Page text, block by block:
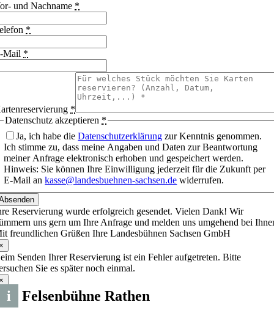
und Nachname *
*
Mail *
*
Datenschutz akzeptieren *
Ja, ich habe dieDatenschutzerklärung zur Kenntnis genommen.
Ich stimme zu, dass meine Angaben und Daten zur Beantwortung
meiner Anfrage elektronisch erhoben und gespeichert werden.
Hinweis: Sie können Ihre Einwilligung jederzeit für die Zukunft per
E-Mail ankasse@landesbuehnen-sachsen.de widerrufen.
Reservierung wurde erfolgreich gesendet. Vielen Dank! Wir
uns gern um Ihre Anfrage und melden uns umgehend bei
freundlichen Grüßen Ihre Landesbühnen Sachsen GmbH
Senden Ihrer Reservierung ist ein Fehler aufgetreten. Bitte
Sie es später noch einmal.
i Felsenbühne Rathen